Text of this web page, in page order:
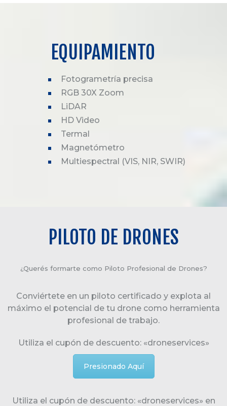
EQUIPAMIENTO
Fotogrametría precisa
RGB 30X Zoom
LiDAR
HD Video
Termal
Magnetómetro
Multiespectral (VIS, NIR, SWIR)
PILOTO DE DRONES
¿Querés formarte como Piloto Profesional de Drones?
Conviértete en un piloto certificado y explota al
máximo el potencial de tu drone como herramienta
profesional de trabajo.
Utiliza el cupón de descuento: «droneservices»
Presionado Aquí
Utiliza el cupón de descuento: «droneservices» en